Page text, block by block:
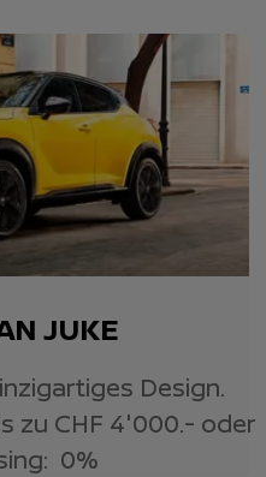
JUKE
Design.
zu CHF 4'000.- oder
0%